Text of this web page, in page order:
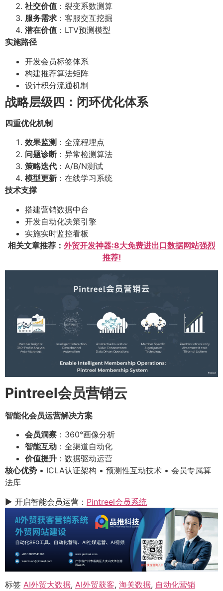
社交价值 ：裂变系数测算
服务需求 ：客服交互挖掘
潜在价值 ：LTV预测模型
实施路径
开发会员标签体系
构建推荐算法矩阵
设计积分流通机制
战略层级四：闭环优化体系
四重优化机制
效果监测 ：全流程埋点
问题诊断 ：异常检测算法
策略迭代 ：A/B/N测试
模型更新 ：在线学习系统
技术支撑
搭建营销数据中台
开发自动化决策引擎
实施实时监控看板
相关文章推荐： 外贸开发神器:8大免费进出口数据网站强烈
推荐!
Pintreel会员营销云
智能化会员运营解决方案
会员洞察 ：360°画像分析
智能互动 ：全渠道自动化
价值提升 ：数据驱动运营
核心优势 • ICLA认证架构 • 预测性互动技术 • 会员专属算
法库
▶ 开启智能会员运营： Pintreel会员系统
标签 AI外贸大数据, AI外贸获客, 海关数据, 自动化营销